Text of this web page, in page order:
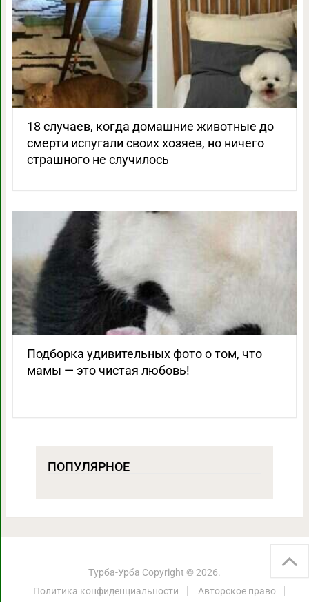
18 случаев, когда домашние животные до
смерти испугали своих хозяев, но ничего
страшного не случилось
Подборка удивительных фото о том, что
мамы — это чистая любовь!
ПОПУЛЯРНОЕ
Турба-Урба Copyright © 2026.
Политика конфиденциальности
Авторское право